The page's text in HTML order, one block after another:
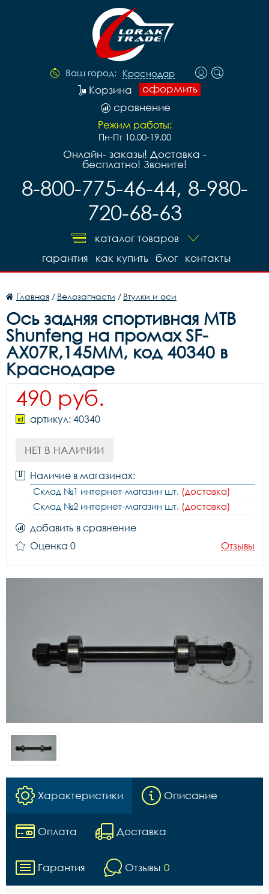
Ваш город: Краснодар
оформить
Корзина
сравнение
Режим работы:
Пн-Пт 10.00-19.00
Онлайн- заказы! Доставка -
бесплатно! Звоните!
8-800-775-46-44, 8-980-
720-68-63
каталог товаров
контакты
блог
как купить
гарантия
Главная / Велозапчасти / Втулки и оси
Ось задняя спортивная MTB
Shunfeng на промах SF-
AX07R,145MM, код 40340 в
Краснодаре
490 руб.
артикул: 40340
НЕТ В НАЛИЧИИ
Наличие в магазинах:
Склад №1 интернет-магазин шт. (доставка)
Склад №2 интернет-магазин шт. (доставка)
добавить в сравнение
Оценка 0
Отзывы
Характеристики Описание
Оплата Доставка
Гарантия Отзывы 0